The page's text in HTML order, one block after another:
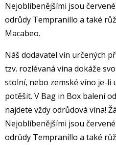
Nejoblíbenějšími jsou
odrůdy Tempranillo a také
Macabeo.
Náš dodavatel vín určených
tzv. rozlévaná vína dokáže
stolní, nebo zemské víno je-li
potěšit. V Bag in Box balení
najdete vždy odrůdová vína!
Nejoblíbenějšími jsou
odrůdy Tempranillo a také